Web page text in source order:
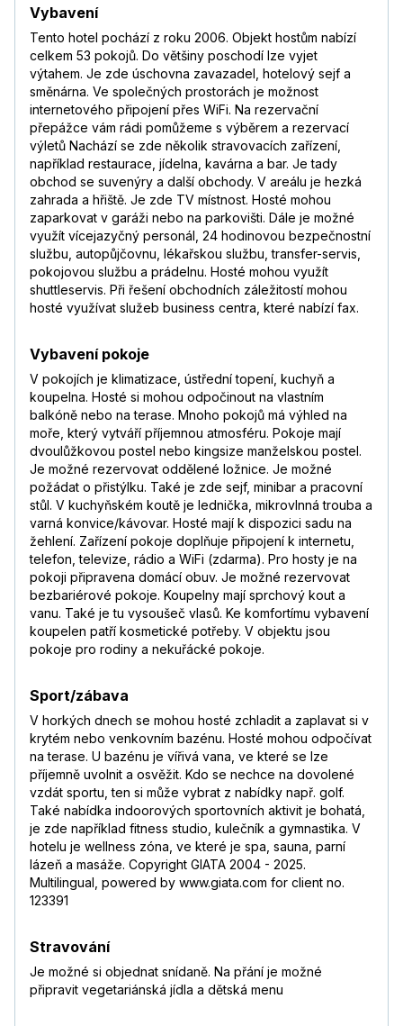
Vybavení
Tento hotel pochází z roku 2006. Objekt hostům nabízí
celkem 53 pokojů. Do většiny poschodí lze vyjet
výtahem. Je zde úschovna zavazadel, hotelový sejf a
směnárna. Ve společných prostorách je možnost
internetového připojení přes WiFi. Na rezervační
přepážce vám rádi pomůžeme s výběrem a rezervací
výletů Nachází se zde několik stravovacích zařízení,
například restaurace, jídelna, kavárna a bar. Je tady
obchod se suvenýry a další obchody. V areálu je hezká
zahrada a hřiště. Je zde TV místnost. Hosté mohou
zaparkovat v garáži nebo na parkovišti. Dále je možné
využít vícejazyčný personál, 24 hodinovou bezpečnostní
službu, autopůjčovnu, lékařskou službu, transfer-servis,
pokojovou službu a prádelnu. Hosté mohou využít
shuttleservis. Při řešení obchodních záležitostí mohou
hosté využívat služeb business centra, které nabízí fax.
Vybavení pokoje
V pokojích je klimatizace, ústřední topení, kuchyň a
koupelna. Hosté si mohou odpočinout na vlastním
balkóně nebo na terase. Mnoho pokojů má výhled na
moře, který vytváří příjemnou atmosféru. Pokoje mají
dvoulůžkovou postel nebo kingsize manželskou postel.
Je možné rezervovat oddělené ložnice. Je možné
požádat o přistýlku. Také je zde sejf, minibar a pracovní
stůl. V kuchyňském koutě je lednička, mikrovlnná trouba a
varná konvice/kávovar. Hosté mají k dispozici sadu na
žehlení. Zařízení pokoje doplňuje připojení k internetu,
telefon, televize, rádio a WiFi (zdarma). Pro hosty je na
pokoji připravena domácí obuv. Je možné rezervovat
bezbariérové pokoje. Koupelny mají sprchový kout a
vanu. Také je tu vysoušeč vlasů. Ke komfortímu vybavení
koupelen patří kosmetické potřeby. V objektu jsou
pokoje pro rodiny a nekuřácké pokoje.
Sport/zábava
V horkých dnech se mohou hosté zchladit a zaplavat si v
krytém nebo venkovním bazénu. Hosté mohou odpočívat
na terase. U bazénu je vířivá vana, ve které se lze
příjemně uvolnit a osvěžit. Kdo se nechce na dovolené
vzdát sportu, ten si může vybrat z nabídky např. golf.
Také nabídka indoorových sportovních aktivit je bohatá,
je zde například fitness studio, kulečník a gymnastika. V
hotelu je wellness zóna, ve které je spa, sauna, parní
lázeň a masáže. Copyright GIATA 2004 - 2025.
Multilingual, powered by www.giata.com for client no.
123391
Stravování
Je možné si objednat snídaně. Na přání je možné
připravit vegetariánská jídla a dětská menu